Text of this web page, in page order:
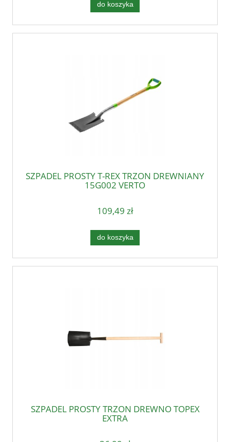
do koszyka
SZPADEL PROSTY T-REX TRZON DREWNIANY
15G002 VERTO
109,49 zł
do koszyka
SZPADEL PROSTY TRZON DREWNO TOPEX
EXTRA